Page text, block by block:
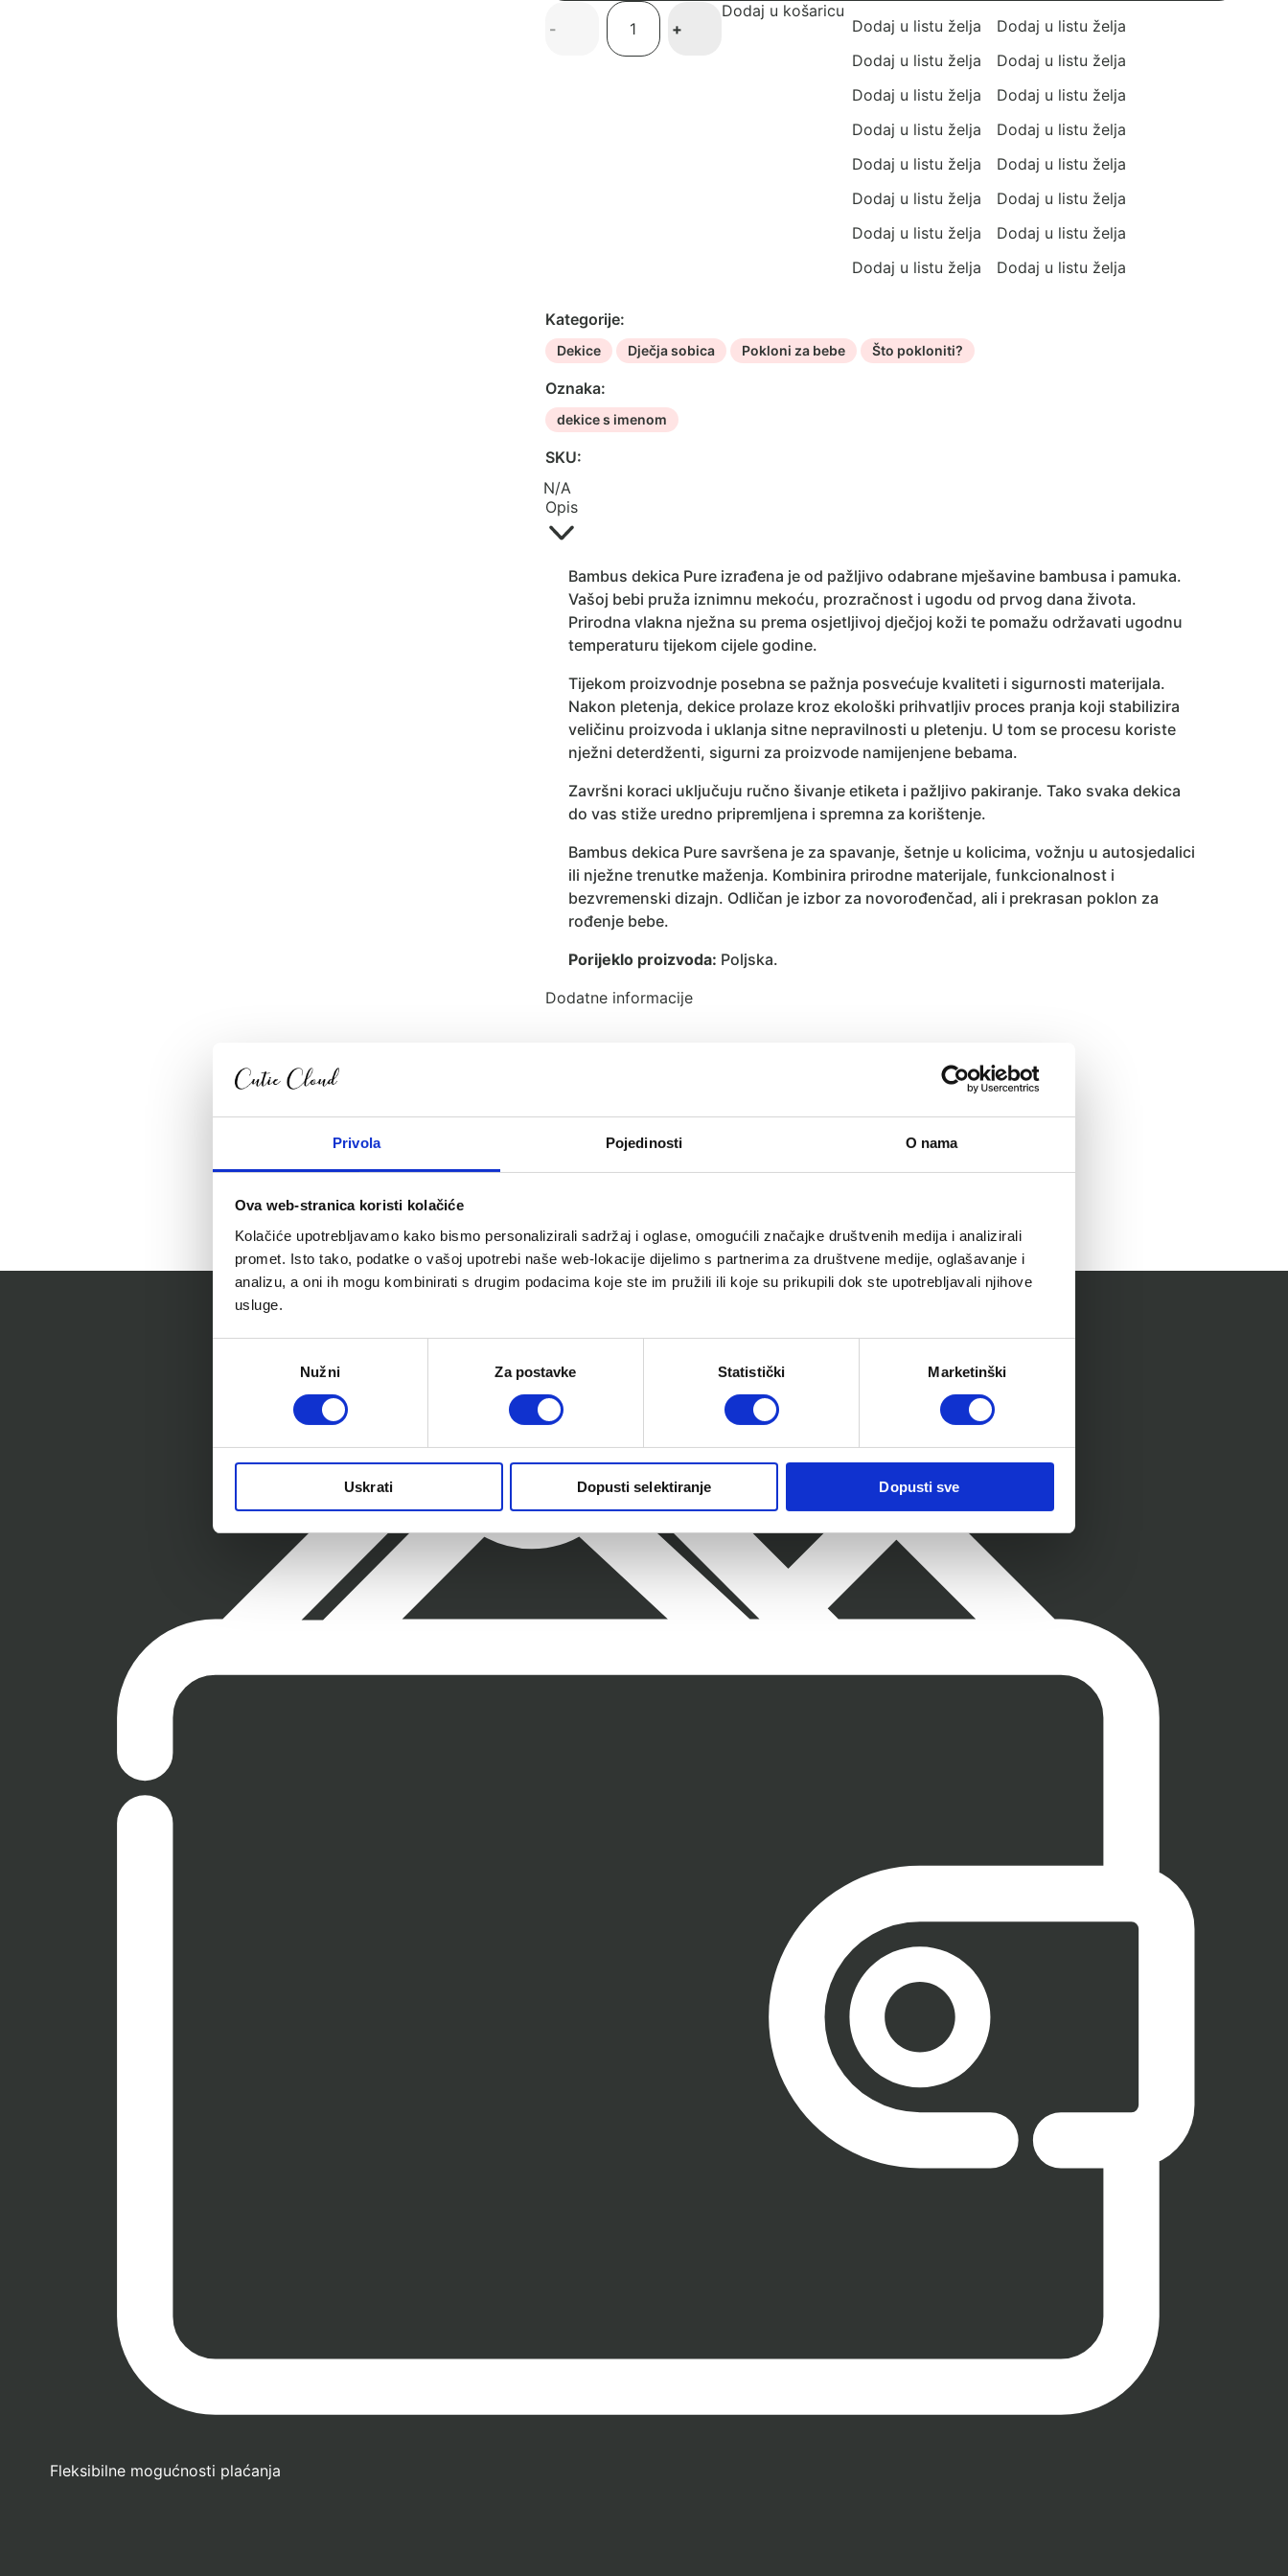
Privola Pojedinosti O nama
Ova web-stranica koristi kolačiće
Kolačiće upotrebljavamo kako bismo personalizirali sadržaj i oglase, omogućili značajke društvenih medija i analizirali
promet. Isto tako, podatke o vašoj upotrebi naše web-lokacije dijelimo s partnerima za društvene medije, oglašavanje i
analizu, a oni ih mogu kombinirati s drugim podacima koje ste im pružili ili koje su prikupili dok ste upotrebljavali njihove
usluge.
Nužni Za postavke Statistički Marketinški
Uskrati Dopusti selektiranje Dopusti sve
dekica
- +
Dodaj u košaricu
Dodaj u listu želja
Dodaj u listu želja
Dodaj u listu želja
Dodaj u listu želja
Dodaj u listu želja
Dodaj u listu želja
Dodaj u listu želja
Dodaj u listu želja
Dodaj u listu želja
Dodaj u listu želja
Dodaj u listu želja
Dodaj u listu želja
Dodaj u listu želja
Dodaj u listu želja
Dodaj u listu želja
Dodaj u listu želja
Kategorije:
Dekice Dječja sobica Pokloni za bebe Što pokloniti?
Oznaka:
dekice s imenom
SKU:
N/A
Opis
Bambus dekica Pure izrađena je od pažljivo odabrane mješavine bambusa i pamuka.
Vašoj bebi pruža iznimnu mekoću, prozračnost i ugodu od prvog dana života.
Prirodna vlakna nježna su prema osjetljivoj dječjoj koži te pomažu održavati ugodnu
temperaturu tijekom cijele godine.
Tijekom proizvodnje posebna se pažnja posvećuje kvaliteti i sigurnosti materijala.
Nakon pletenja, dekice prolaze kroz ekološki prihvatljiv proces pranja koji stabilizira
veličinu proizvoda i uklanja sitne nepravilnosti u pletenju. U tom se procesu koriste
nježni deterdženti, sigurni za proizvode namijenjene bebama.
Završni koraci uključuju ručno šivanje etiketa i pažljivo pakiranje. Tako svaka dekica
do vas stiže uredno pripremljena i spremna za korištenje.
Bambus dekica Pure savršena je za spavanje, šetnje u kolicima, vožnju u autosjedalici
ili nježne trenutke maženja. Kombinira prirodne materijale, funkcionalnost i
bezvremenski dizajn. Odličan je izbor za novorođenčad, ali i prekrasan poklon za
rođenje bebe.
Porijeklo proizvoda: Poljska.
Dodatne informacije
Fleksibilne mogućnosti plaćanja